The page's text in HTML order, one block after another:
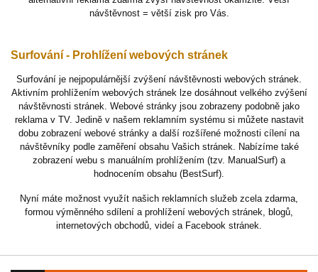
návštěvnost = větší zisk pro Vás.
Surfování - Prohlížení webových stránek
Surfování je nejpopulárnější zvýšení návštěvnosti webových stránek.
Aktivním prohlížením webových stránek lze dosáhnout velkého zvýšení
návštěvnosti stránek. Webové stránky jsou zobrazeny podobně jako
reklama v TV. Jedině v našem reklamním systému si můžete nastavit
dobu zobrazení webové stránky a další rozšířené možnosti cílení na
návštěvníky podle zaměření obsahu Vašich stránek. Nabízíme také
zobrazení webu s manuálním prohlížením (tzv. ManualSurf) a
hodnocením obsahu (BestSurf).
Nyní máte možnost využít našich reklamních služeb zcela zdarma,
formou výměnného sdílení a prohlížení webových stránek, blogů,
internetových obchodů, videí a Facebook stránek.